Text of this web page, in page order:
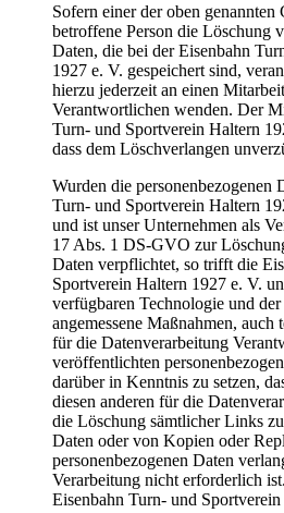
Sofern einer der oben
betroffene Person die Löschung
Daten, die bei der Eisenbahn
1927 e. V. gespeichert sind,
hierzu jederzeit an einen
Verantwortlichen wenden. Der
Turn- und Sportverein Haltern
dass dem Löschverlangen
Wurden die personenbezogenen
Turn- und Sportverein Haltern
und ist unser Unternehmen als
17 Abs. 1 DS-GVO zur
Daten verpflichtet, so trifft die
Sportverein Haltern 1927 e. V.
verfügbaren Technologie und
angemessene Maßnahmen, auch
für die Datenverarbeitung
veröffentlichten
darüber in Kenntnis zu setzen,
diesen anderen für die
die Löschung sämtlicher Links
Daten oder von Kopien oder
personenbezogenen Daten
Verarbeitung nicht erforderlich
Eisenbahn Turn- und